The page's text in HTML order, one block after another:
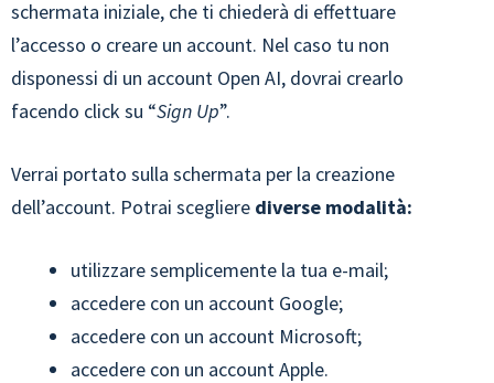
schermata iniziale, che ti chiederà di effettuare
l’accesso o creare un account. Nel caso tu non
disponessi di un account Open AI, dovrai crearlo
facendo click su “Sign Up”.
Verrai portato sulla schermata per la creazione
dell’account. Potrai scegliere diverse modalità:
utilizzare semplicemente la tua e-mail;
accedere con un account Google;
accedere con un account Microsoft;
accedere con un account Apple.